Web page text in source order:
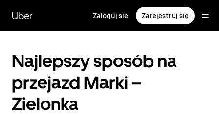
głównej
zawartości
Uber Zaloguj się Zarejestruj się
Najlepszy sposób na
przejazd Marki –
Zielonka